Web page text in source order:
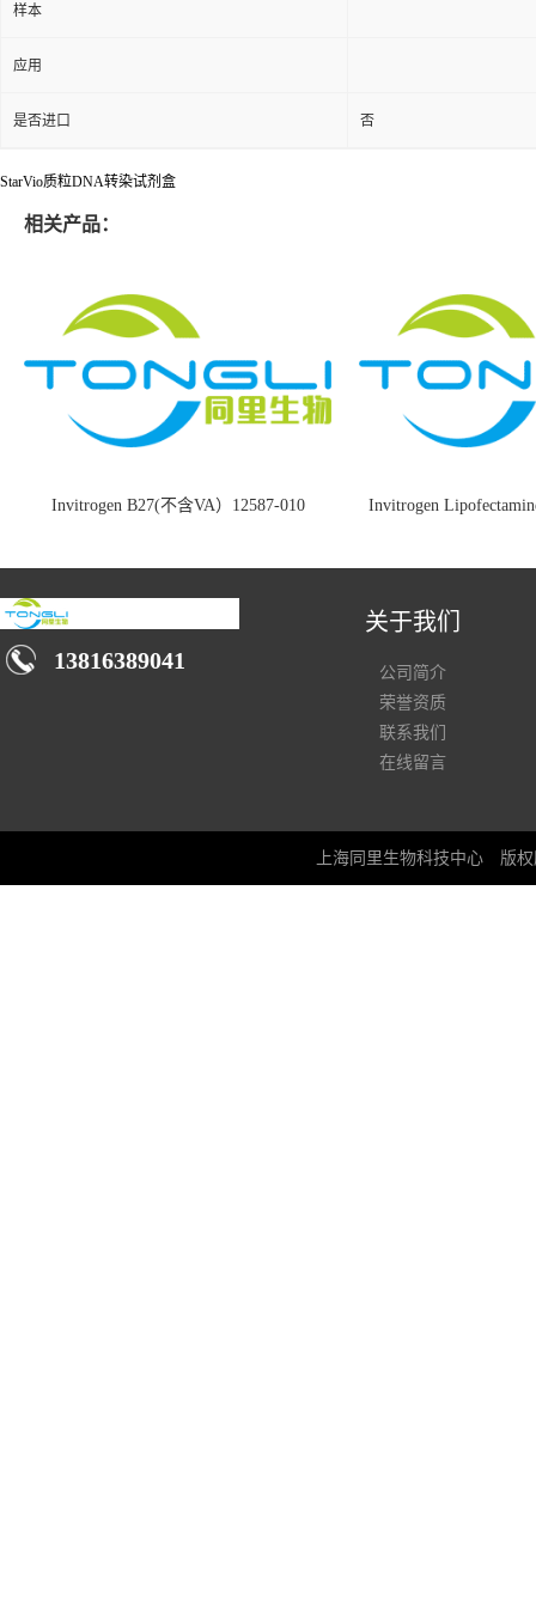
样本
应用
是否进口 否
StarVio质粒DNA转染试剂盒
相关产品：
Invitrogen B27(不含VA）12587-010 Invitrogen
13816389041
关于我们
公司简介
荣誉资质
联系我们
在线留言
上海同里生物科技中心 版